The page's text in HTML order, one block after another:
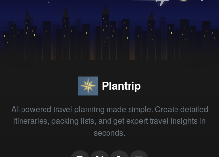
Plantrip
AI-powered travel planning made simple. Create detailed
itineraries, packing lists, and get expert travel insights in
seconds.